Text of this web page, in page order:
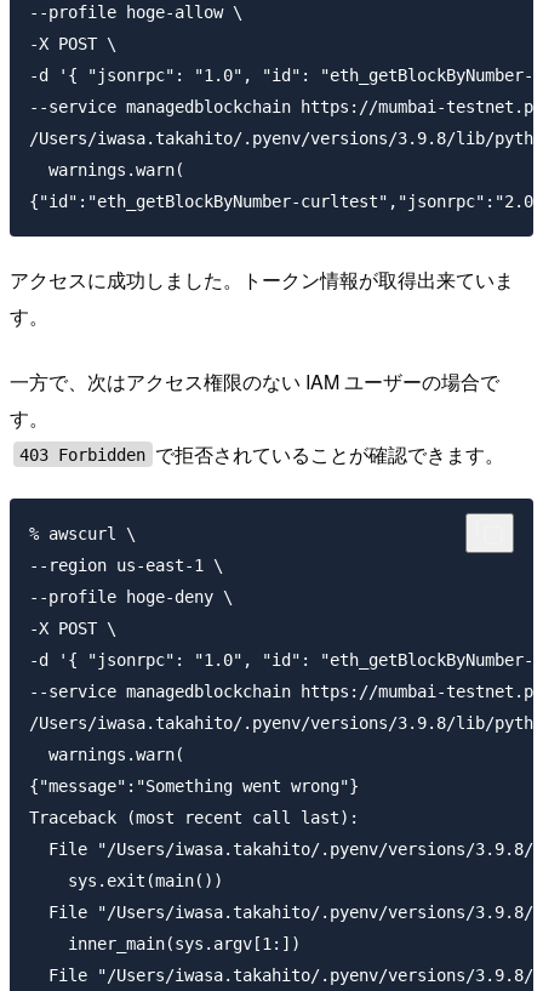
--profile hoge-allow \
-X POST \
-d '{ "jsonrpc": "1.0", "id":
--service managedblockchain https://mumbai-
/Users/iwasa.takahito/.pyenv/versions/3.9.8/lib/
  warnings.warn(
アクセスに成功しました。トークン情報が取得出来ていま
す。
一方で、次はアクセス権限のない IAM ユーザーの場合で
す。
403 Forbidden で拒否されていることが確認できます。
% awscurl \
--region us-east-1 \
--profile hoge-deny \
-X POST \
-d '{ "jsonrpc": "1.0", "id":
--service managedblockchain https://mumbai-
/Users/iwasa.takahito/.pyenv/versions/3.9.8/lib/
  warnings.warn(
{"message":"Something went wrong"}
Traceback (most recent call last):
File "/Users/iwasa.takahito/.pyenv/versions/
    sys.exit(main())
File "/Users/iwasa.takahito/.pyenv/versions/
    inner_main(sys.argv[1:])
File "/Users/iwasa.takahito/.pyenv/versions/